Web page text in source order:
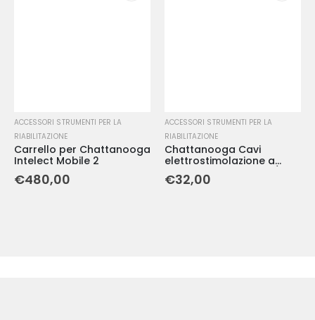
ACCESSORI STRUMENTI PER LA
RIABILITAZIONE
Carrello per Chattanooga
Intelect Mobile 2
€480,00
ACCESSORI STRUMENTI PER LA
RIABILITAZIONE
Chattanooga Cavi
elettrostimolazione a
spinotto per canale 1/2 (2
cavi)
€32,00